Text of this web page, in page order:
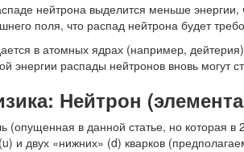
нейтрона выделится меньше
поля, что распад нейтрона будет
в атомных ядрах (например,
энергии распады нейтронов вновь могут
Нейтрон
(опущенная в данной статье, но которая в
и двух «нижних» (d) кварков